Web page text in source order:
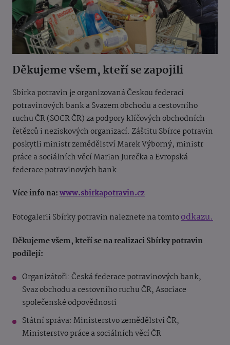
Děkujeme všem, kteří se zapojili
Sbírka potravin je organizovaná Českou federací
potravinových bank a Svazem obchodu a cestovního
ruchu ČR (SOCR ČR) za podpory klíčových obchodních
řetězců i neziskových organizací. Záštitu Sbírce potravin
poskytli ministr zemědělství Marek Výborný, ministr
práce a sociálních věcí Marian Jurečka a Evropská
federace potravinových bank.
Více info na:www.sbirkapotravin.cz
Fotogalerii Sbírky potravin naleznete na tomtoodkazu.
Děkujeme všem, kteří se na realizaci Sbírky potravin
podílejí:
Organizátoři: Česká federace potravinových bank,
Svaz obchodu a cestovního ruchu ČR, Asociace
společenské odpovědnosti
Státní správa: Ministerstvo zemědělství ČR,
Ministerstvo práce a sociálních věcí ČR